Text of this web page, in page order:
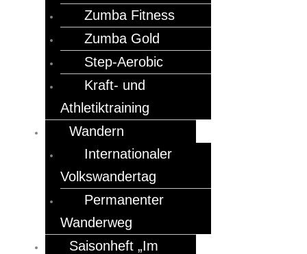
Zumba Fitness
Zumba Gold
Step-Aerobic
Kraft- und
Athletiktraining
Wandern
Internationaler
Volkswandertag
Permanenter
Wanderweg
Saisonheft „Im